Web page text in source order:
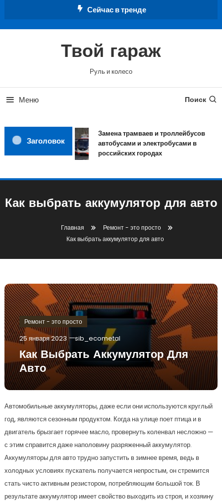
Сейчас в тренде
Твой гараж
Руль и колесо
Меню Поиск
Заголовок
Замена трамваев и троллейбусов
автобусами и электробусами в
российских городах
Как выбрать аккумулятор для авто
Главная
Ремонт - это просто
Как выбрать аккумулятор для авто
Ремонт - это просто
25 января 2023 sib_ecometal
Как Выбрать Аккумулятор Для
Авто
Автомобильные аккумуляторы, даже если они используются круглый
год, являются сезонным продуктом. Когда на улице поет птица и в
двигатель брызгает горячее масло, провернуть коленвал несложно —
с этим справится даже наполовину разряженный аккумулятор.
Аккумуляторы для авто трудно запустить в зимнее время, ведь в
холодных условиях пускатель получается непростым, он стремится
стать чисто активным резистором, потребляющим большой ток. В
результате аккумулятор имеет свойство выходить из строя, и хозяину